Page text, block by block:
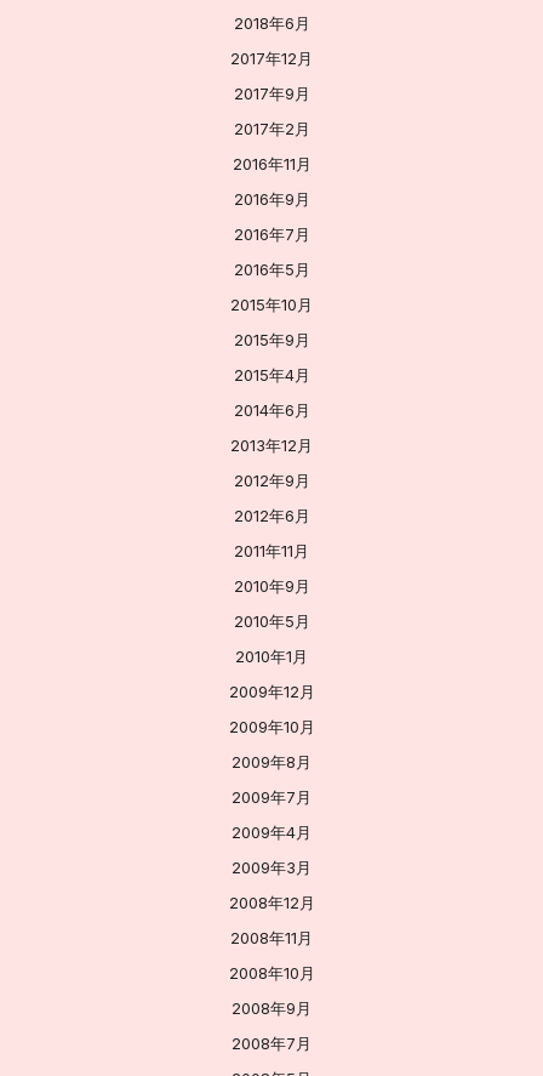
2018年6月
2017年12月
2017年9月
2017年2月
2016年11月
2016年9月
2016年7月
2016年5月
2015年10月
2015年9月
2015年4月
2014年6月
2013年12月
2012年9月
2012年6月
2011年11月
2010年9月
2010年5月
2010年1月
2009年12月
2009年10月
2009年8月
2009年7月
2009年4月
2009年3月
2008年12月
2008年11月
2008年10月
2008年9月
2008年7月